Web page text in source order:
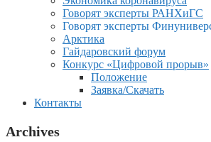
Говорят эксперты РАНХиГС
Говорят эксперты
Арктика
Гайдаровский форум
Конкурс «Цифровой прорыв»
Положение
Заявка/Скачать
Контакты
Archives